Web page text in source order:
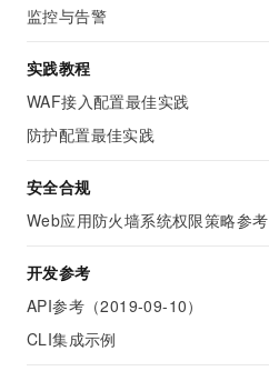
监控与告警
实践教程
WAF接入配置最佳实践
防护配置最佳实践
安全合规
Web应用防火墙系统权限策略参考
开发参考
API参考（2019-09-10）
CLI集成示例
迁移与运维管理
专有云